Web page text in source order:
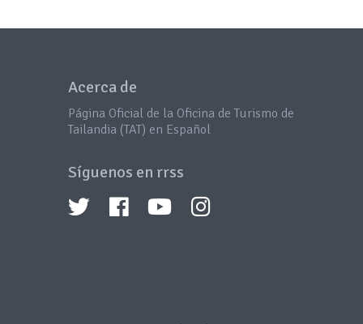
Acerca de
Página Oficial de la Oficina de Turismo de
Tailandia (TAT) en Español
Síguenos en rrss